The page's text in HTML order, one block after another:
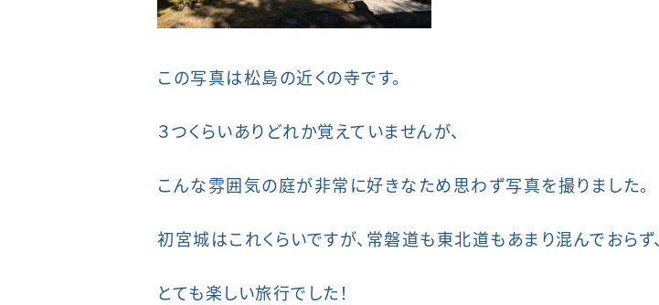
この写真は松島の近くの寺です。
３つくらいありどれか覚えていませんが、
こんな雰囲気の庭が非常に好きなため思わず写真を撮りました。
初宮城はこれくらいですが、常磐道も東北道もあまり混んでおらず、
とても楽しい旅行でした！